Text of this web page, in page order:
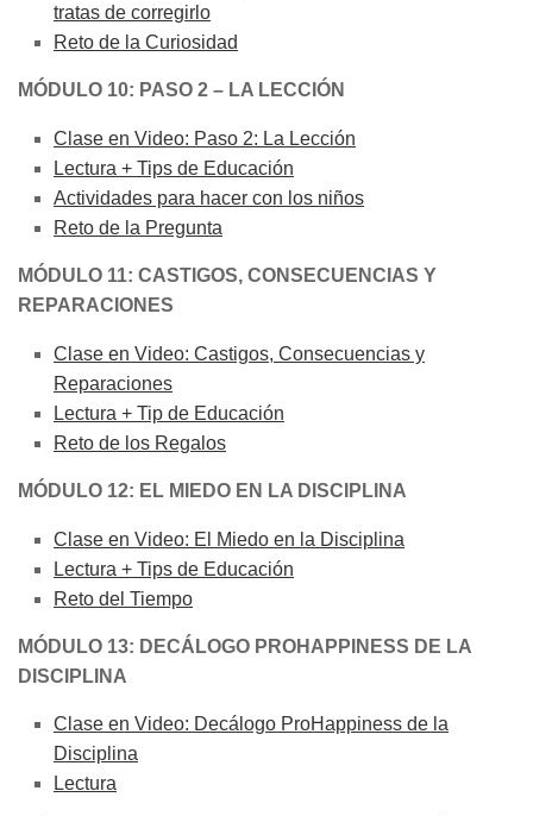
tratas de corregirlo
Reto de la Curiosidad
MÓDULO 10: PASO 2 – LA LECCIÓN
Clase en Video: Paso 2: La Lección
Lectura + Tips de Educación
Actividades para hacer con los niños
Reto de la Pregunta
MÓDULO 11: CASTIGOS, CONSECUENCIAS Y
REPARACIONES
Clase en Video: Castigos, Consecuencias y
Reparaciones
Lectura + Tip de Educación
Reto de los Regalos
MÓDULO 12: EL MIEDO EN LA DISCIPLINA
Clase en Video: El Miedo en la Disciplina
Lectura + Tips de Educación
Reto del Tiempo
MÓDULO 13: DECÁLOGO PROHAPPINESS DE LA
DISCIPLINA
Clase en Video: Decálogo ProHappiness de la
Disciplina
Lectura